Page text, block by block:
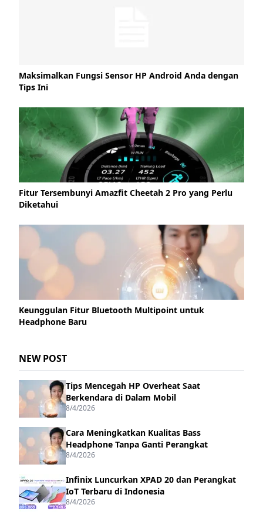
Maksimalkan Fungsi Sensor HP Android Anda dengan
Tips Ini
Fitur Tersembunyi Amazfit Cheetah 2 Pro yang Perlu
Diketahui
Keunggulan Fitur Bluetooth Multipoint untuk
Headphone Baru
NEW POST
Tips Mencegah HP Overheat Saat
Berkendara di Dalam Mobil
8/4/2026
Cara Meningkatkan Kualitas Bass
Headphone Tanpa Ganti Perangkat
8/4/2026
Infinix Luncurkan XPAD 20 dan Perangkat
IoT Terbaru di Indonesia
8/4/2026